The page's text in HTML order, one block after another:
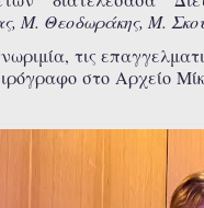
Μ. Θεοδωράκης, Μ.
τις
στο Αρχείο